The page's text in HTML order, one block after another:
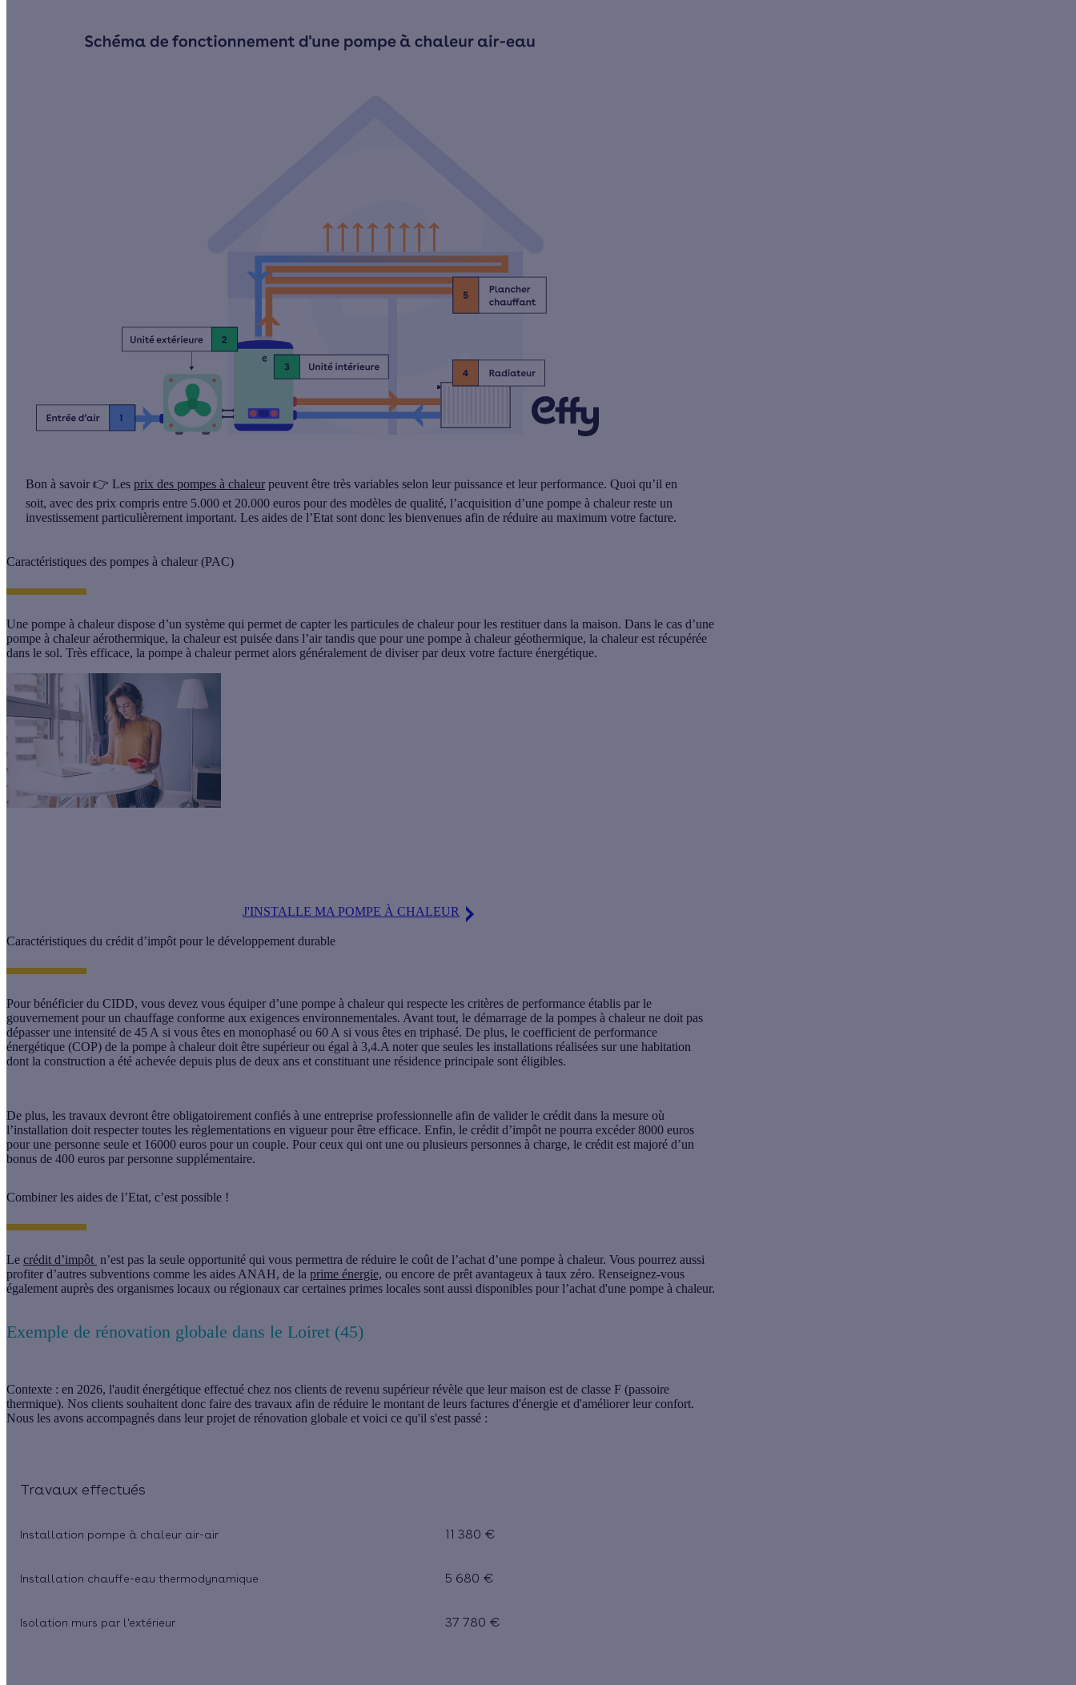
Bon à savoir 👉 Les prix des pompes à chaleur peuvent être très variables selon leur puissance et leur performance. Quoi qu’il en
soit, avec des prix compris entre 5.000 et 20.000 euros pour des modèles de qualité, l’acquisition d’une pompe à chaleur reste un
investissement particulièrement important. Les aides de l’Etat sont donc les bienvenues afin de réduire au maximum votre facture.
Caractéristiques des pompes à chaleur (PAC)
Une pompe à chaleur dispose d’un système qui permet de capter les particules de chaleur pour les restituer dans la maison. Dans le cas d’une
pompe à chaleur aérothermique, la chaleur est puisée dans l’air tandis que pour une pompe à chaleur géothermique, la chaleur est récupérée
dans le sol. Très efficace, la pompe à chaleur permet alors généralement de diviser par deux votre facture énergétique.
J'INSTALLE MA POMPE À CHALEUR
Caractéristiques du crédit d’impôt pour le développement durable
Pour bénéficier du CIDD, vous devez vous équiper d’une pompe à chaleur qui respecte les critères de performance établis par le
gouvernement pour un chauffage conforme aux exigences environnementales. Avant tout, le démarrage de la pompes à chaleur ne doit pas
dépasser une intensité de 45 A si vous êtes en monophasé ou 60 A si vous êtes en triphasé. De plus, le coefficient de performance
énergétique (COP) de la pompe à chaleur doit être supérieur ou égal à 3,4.A noter que seules les installations réalisées sur une habitation
dont la construction a été achevée depuis plus de deux ans et constituant une résidence principale sont éligibles.
De plus, les travaux devront être obligatoirement confiés à une entreprise professionnelle afin de valider le crédit dans la mesure où
l’installation doit respecter toutes les règlementations en vigueur pour être efficace. Enfin, le crédit d’impôt ne pourra excéder 8000 euros
pour une personne seule et 16000 euros pour un couple. Pour ceux qui ont une ou plusieurs personnes à charge, le crédit est majoré d’un
bonus de 400 euros par personne supplémentaire.
Combiner les aides de l’Etat, c’est possible !
Le crédit d’impôt n’est pas la seule opportunité qui vous permettra de réduire le coût de l’achat d’une pompe à chaleur. Vous pourrez aussi
profiter d’autres subventions comme les aides ANAH, de la prime énergie, ou encore de prêt avantageux à taux zéro. Renseignez-vous
également auprès des organismes locaux ou régionaux car certaines primes locales sont aussi disponibles pour l’achat d'une pompe à chaleur.
Exemple de rénovation globale dans le Loiret (45)
Contexte : en 2026, l'audit énergétique effectué chez nos clients de revenu supérieur révèle que leur maison est de classe F (passoire
thermique). Nos clients souhaitent donc faire des travaux afin de réduire le montant de leurs factures d'énergie et d'améliorer leur confort.
Nous les avons accompagnés dans leur projet de rénovation globale et voici ce qu'il s'est passé :
Travaux effectués
Installation pompe à chaleur air-air 11 380 €
Installation chauffe-eau thermodynamique 5 680 €
Isolation murs par l'extérieur 37 780 €